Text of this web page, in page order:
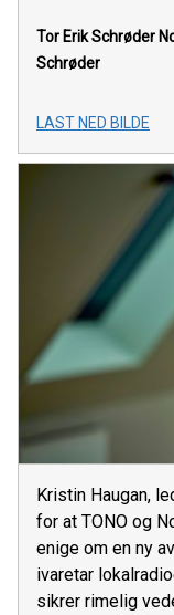
Tor Erik Schrøder
Schrøder
LAST NED BILDE
Kristin Haugan,
for at TONO og
enige om en ny
ivaretar
sikrer rimelig